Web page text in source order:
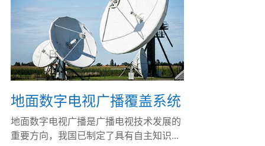
地面数字电视广播覆盖系统
地面数字电视广播是广播电视技术发展的
重要方向，我国已制定了具有自主知识...